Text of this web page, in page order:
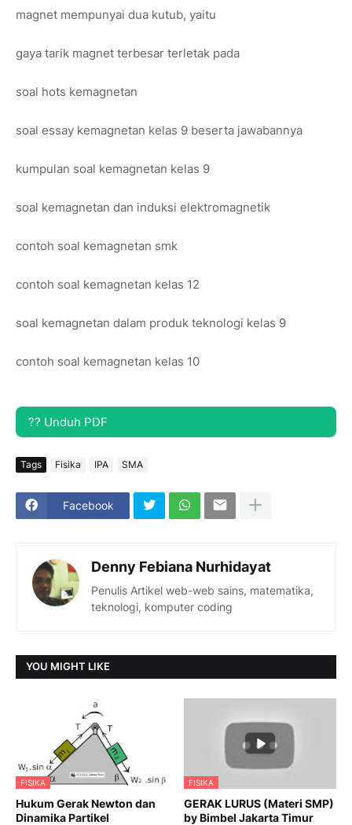
magnet mempunyai dua kutub, yaitu
gaya tarik magnet terbesar terletak pada
soal hots kemagnetan
soal essay kemagnetan kelas 9 beserta jawabannya
kumpulan soal kemagnetan kelas 9
soal kemagnetan dan induksi elektromagnetik
contoh soal kemagnetan smk
contoh soal kemagnetan kelas 12
soal kemagnetan dalam produk teknologi kelas 9
contoh soal kemagnetan kelas 10
?? Unduh PDF
Tags Fisika IPA SMA
Facebook
Denny Febiana Nurhidayat
Penulis Artikel web-web sains, matematika,
teknologi, komputer coding
YOU MIGHT LIKE
FISIKA
Hukum Gerak Newton dan
Dinamika Partikel
FISIKA
GERAK LURUS (Materi SMP)
by Bimbel Jakarta Timur